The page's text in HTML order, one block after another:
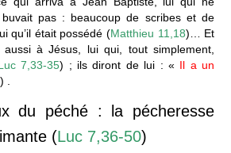
pas : beaucoup de scribes et de
qu’il était possédé (Matthieu 11,18)… Et
à Jésus, lui qui, tout simplement,
7,33-35) ; ils diront de lui : « Il a un
) .
du péché : la pécheresse
(Luc 7,36-50)